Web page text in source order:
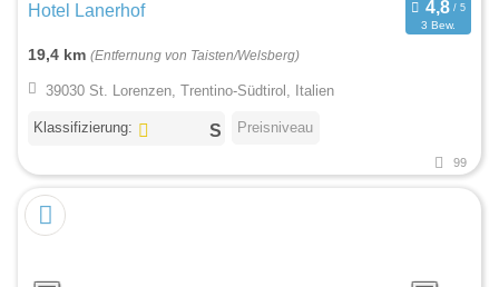
Hotel Lanerhof
3 Bew.
19,4 km (Entfernung von Taisten/Welsberg)
39030 St. Lorenzen, Trentino-Südtirol, Italien
Klassifizierung: Preisniveau
99